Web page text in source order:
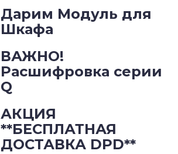
Дарим Модуль для
Шкафа
ВАЖНО!
Расшифровка серии
Q
АКЦИЯ
**БЕСПЛАТНАЯ
ДОСТАВКА DPD**